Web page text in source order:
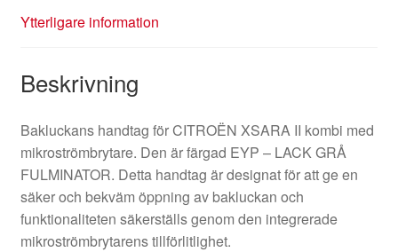
Ytterligare information
Beskrivning
Bakluckans handtag för CITROËN XSARA II kombi med
mikroströmbrytare. Den är färgad EYP – LACK GRÅ
FULMINATOR. Detta handtag är designat för att ge en
säker och bekväm öppning av bakluckan och
funktionaliteten säkerställs genom den integrerade
mikroströmbrytarens tillförlitlighet.